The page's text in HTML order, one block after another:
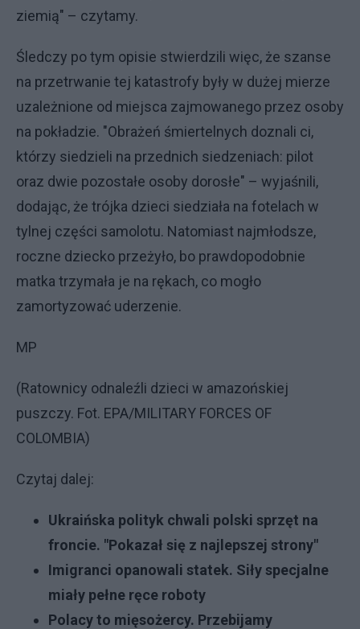
ziemią" – czytamy.
Śledczy po tym opisie stwierdzili więc, że szanse
na przetrwanie tej katastrofy były w dużej mierze
uzależnione od miejsca zajmowanego przez osoby
na pokładzie. "Obrażeń śmiertelnych doznali ci,
którzy siedzieli na przednich siedzeniach: pilot
oraz dwie pozostałe osoby dorosłe" – wyjaśnili,
dodając, że trójka dzieci siedziała na fotelach w
tylnej części samolotu. Natomiast najmłodsze,
roczne dziecko przeżyło, bo prawdopodobnie
matka trzymała je na rękach, co mogło
zamortyzować uderzenie.
MP
(Ratownicy odnaleźli dzieci w amazońskiej
puszczy. Fot. EPA/MILITARY FORCES OF
COLOMBIA)
Czytaj dalej:
Ukraińska polityk chwali polski sprzęt na
froncie. "Pokazał się z najlepszej strony"
Imigranci opanowali statek. Siły specjalne
miały pełne ręce roboty
Polacy to mięsożercy. Przebijamy